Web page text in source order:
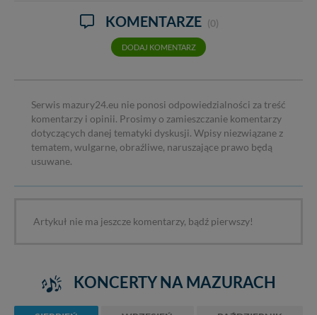
KOMENTARZE (0)
DODAJ KOMENTARZ
Serwis mazury24.eu nie ponosi odpowiedzialności za treść
komentarzy i opinii. Prosimy o zamieszczanie komentarzy
dotyczących danej tematyki dyskusji. Wpisy niezwiązane z
tematem, wulgarne, obraźliwe, naruszające prawo będą
usuwane.
Artykuł nie ma jeszcze komentarzy, bądź pierwszy!
KONCERTY NA MAZURACH